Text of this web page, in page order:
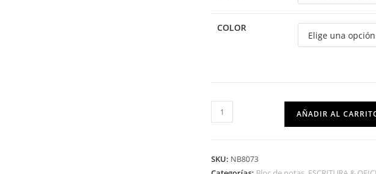
COLOR
AÑADIR AL
SKU: NB8073